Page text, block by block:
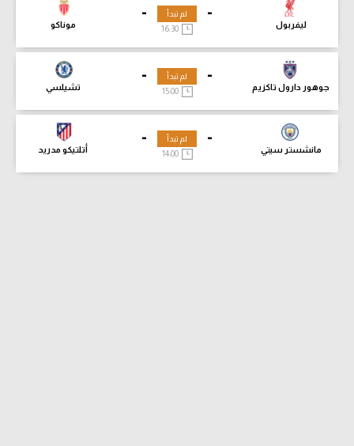
-
ليفربول
-
موناكو
لم تبدأ
-
جوهور دارول تاكزيم
-
تشيلسي
لم تبدأ
15:00
-
مانشستر سيتي
-
أتلتيكو مدريد
لم تبدأ
14:00